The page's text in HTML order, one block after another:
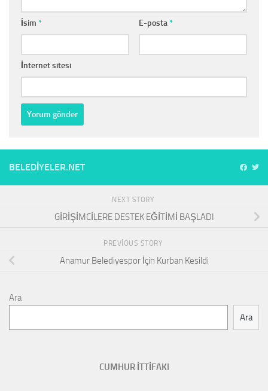
İsim * E-posta*
İnternet sitesi
BELEDIYELER.NET
NEXT STORY
GİRİŞİMCİLERE DESTEK EĞİTİMİ BAŞLADI
PREVIOUS STORY
Anamur Belediyespor İçin Kurban Kesildi
Ara
Ara
CUMHUR İTTİFAKI